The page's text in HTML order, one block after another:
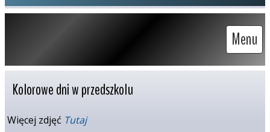
Menu
Kolorowe dni w przedszkolu
Więcej zdjęć Tutaj